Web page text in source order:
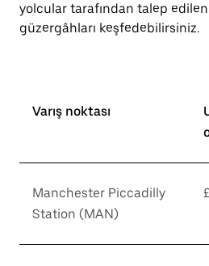
yolcular tarafından talep
güzergâhları keşfedebilirsiniz.
Varış noktası
Manchester Piccadilly
Station (MAN)